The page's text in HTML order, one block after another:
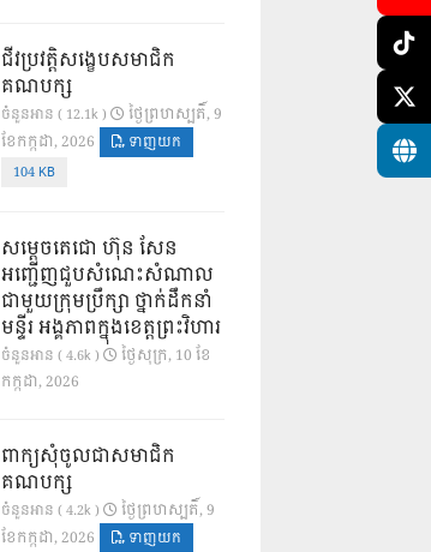
ជីវប្រវត្តិសង្ខេបសមាជិក
គណបក្ស
ចំនួនអាន ( 12.1k )
ថ្ងៃ​ព្រហស្បតិ៍, 9
ខែ​កក្កដា, 2026
ទាញយក
104 KB
សម្តេចតេជោ ហ៊ុន សែន
អញ្ជើញជួបសំណេះសំណាល
ជាមួយក្រុមប្រឹក្សា ថ្នាក់ដឹកនាំ
មន្ទីរ អង្គភាពក្នុងខេត្តព្រះវិហារ
ចំនួនអាន ( 4.6k )
ថ្ងៃ​សុក្រ, 10 ខែ​
កក្កដា, 2026
ពាក្យសុំចូលជាសមាជិក
គណបក្ស
ចំនួនអាន ( 4.2k )
ថ្ងៃ​ព្រហស្បតិ៍, 9
ខែ​កក្កដា, 2026
ទាញយក